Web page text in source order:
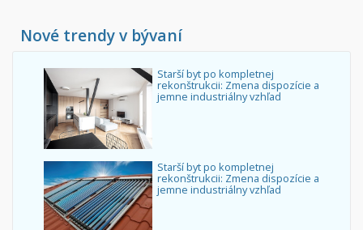
Nové trendy v bývaní
Starší byt po kompletnej
rekonštrukcii: Zmena dispozície a
jemne industriálny vzhľad
Starší byt po kompletnej
rekonštrukcii: Zmena dispozície a
jemne industriálny vzhľad